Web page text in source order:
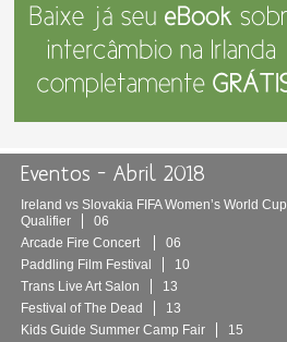
Eventos – Abril 2018
Ireland vs Slovakia FIFA Women’s World Cup
Qualifier
06
Arcade Fire Concert
06
Paddling Film Festival
10
Trans Live Art Salon
13
Festival of The Dead
13
Kids Guide Summer Camp Fair
15